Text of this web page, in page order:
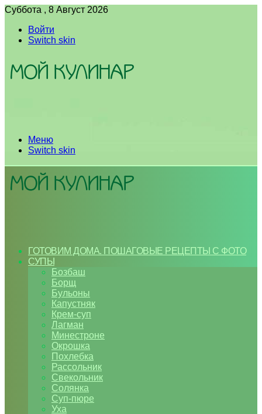
Суббота , 8 Август 2026
Войти
Switch skin
Меню
Switch skin
ГОТОВИМ ДОМА. ПОШАГОВЫЕ РЕЦЕПТЫ С ФОТО
СУПЫ
Бозбаш
Борщ
Бульоны
Капустняк
Крем-суп
Лагман
Минестроне
Окрошка
Похлебка
Рассольник
Свекольник
Солянка
Суп-пюре
Уха